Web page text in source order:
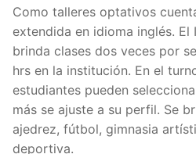
Como talleres optativos
extendida en idioma inglés. El
brinda clases dos veces por
hrs en la institución. En el
estudiantes pueden
más se ajuste a su perfil. Se
ajedrez, fútbol, gimnasia
deportiva.